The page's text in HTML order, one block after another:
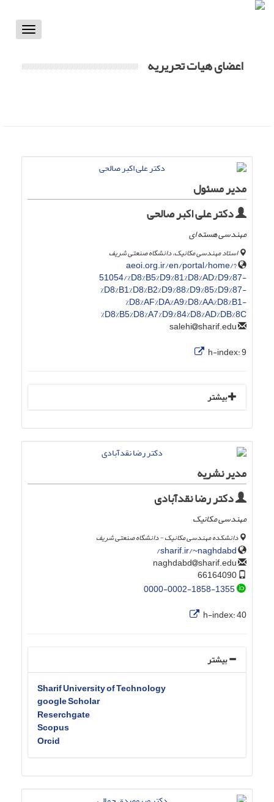
Toggle
اعضای هیات تحریریه
مدیر مسئول
دکتر علی اکبر صالحی
مهندسی هسته ای
استاد مهندسی مکانیک، دانشگاه صنعتی شریف
aeoi.org.ir/en/portal/home/?
51054/%D8%B5%D9%81%D8%AD%D9%87-
%D8%B1%D8%B2%D9%88%D9%85%D9%87-
%D8%AF%DA%A9%D8%AA%D8%B1-
%D8%B5%D8%A7%D9%84%D8%AD%DB%8C
sharif.edu
h-index:9
بیشتر
مدیر نشریه
دکتر رضا نقدآبادی
مهندسی مکانیک
دانشکده مهندسی مکانیک - دانشگاه صنعتی شریف
sharif.ir/~naghdabd/
sharif.edu
0000-0002-1858-1355
h-index:40
بیشتر
Sharif University of Technology
google Scholar
Reserchgate
Scopus
Orcid